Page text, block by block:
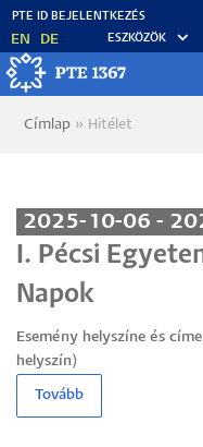
Ugrás
tartalomra
EN DE ESZKÖZÖK
Morzsa
Címlap Hitélet
2025-10-06 -
I. Pécsi
Napok
Esemény helyszíne és
helyszín)
Tovább